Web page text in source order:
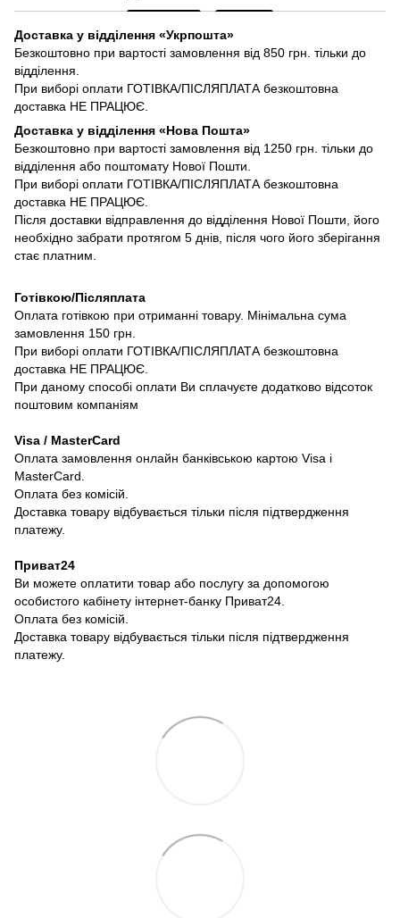
Доставка у відділення «Укрпошта»
Безкоштовно при вартості замовлення від 850 грн. тільки до
відділення.
При виборі оплати ГОТІВКА/ПІСЛЯПЛАТА безкоштовна
доставка НЕ ПРАЦЮЄ.
Доставка у відділення «Нова Пошта»
Безкоштовно при вартості замовлення від 1250 грн. тільки до
відділення або поштомату Нової Пошти.
При виборі оплати ГОТІВКА/ПІСЛЯПЛАТА безкоштовна
доставка НЕ ПРАЦЮЄ.
Після доставки відправлення до відділення Нової Пошти, його
необхідно забрати протягом 5 днів, після чого його зберігання
стає платним.
Готівкою/Післяплата
Оплата готівкою при отриманні товару. Мінімальна сума
замовлення 150 грн.
При виборі оплати ГОТІВКА/ПІСЛЯПЛАТА безкоштовна
доставка НЕ ПРАЦЮЄ.
При даному способі оплати Ви сплачуєте додатково відсоток
поштовим компаніям
Visa / MasterCard
Оплата замовлення онлайн банківською картою Visa і
MasterCard.
Оплата без комісій.
Доставка товару відбувається тільки після підтвердження
платежу.
Приват24
Ви можете оплатити товар або послугу за допомогою
особистого кабінету інтернет-банку Приват24.
Оплата без комісій.
Доставка товару відбувається тільки після підтвердження
платежу.